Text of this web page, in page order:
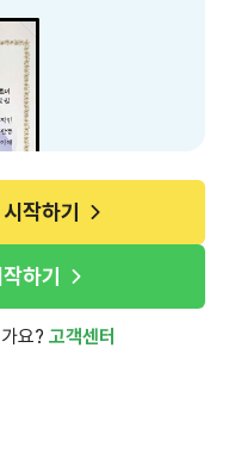
작하기
하기
요? 고객센터